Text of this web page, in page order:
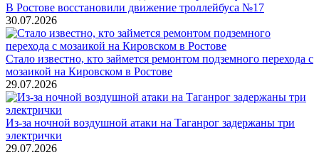
В Ростове восстановили движение троллейбуса №17
30.07.2026
Стало известно, кто займется ремонтом подземного перехода с
мозаикой на Кировском в Ростове
29.07.2026
Из-за ночной воздушной атаки на Таганрог задержаны три
электрички
29.07.2026